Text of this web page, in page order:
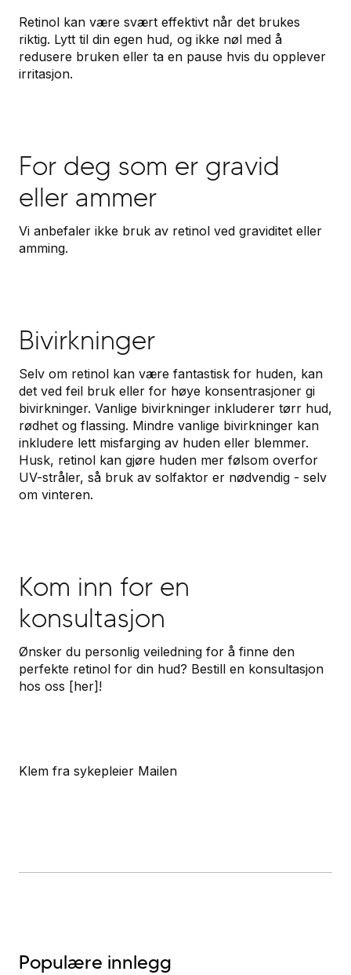
Retinol kan være svært effektivt når det brukes
riktig. Lytt til din egen hud, og ikke nøl med å
redusere bruken eller ta en pause hvis du opplever
irritasjon.
For deg som er gravid
eller ammer
Vi anbefaler ikke bruk av retinol ved graviditet eller
amming.
Bivirkninger
Selv om retinol kan være fantastisk for huden, kan
det ved feil bruk eller for høye konsentrasjoner gi
bivirkninger. Vanlige bivirkninger inkluderer tørr hud,
rødhet og flassing. Mindre vanlige bivirkninger kan
inkludere lett misfarging av huden eller blemmer.
Husk, retinol kan gjøre huden mer følsom overfor
UV-stråler, så bruk av solfaktor er nødvendig - selv
om vinteren.
Kom inn for en
konsultasjon
Ønsker du personlig veiledning for å finne den
perfekte retinol for din hud? Bestill en konsultasjon
hos oss [her]!
Klem fra sykepleier Mailen
Populære innlegg